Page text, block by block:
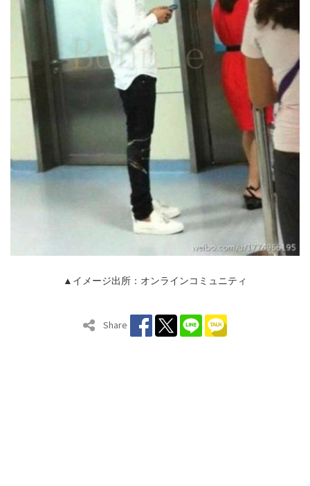
▲イメージ出所：オンラインコミュニティ
Share